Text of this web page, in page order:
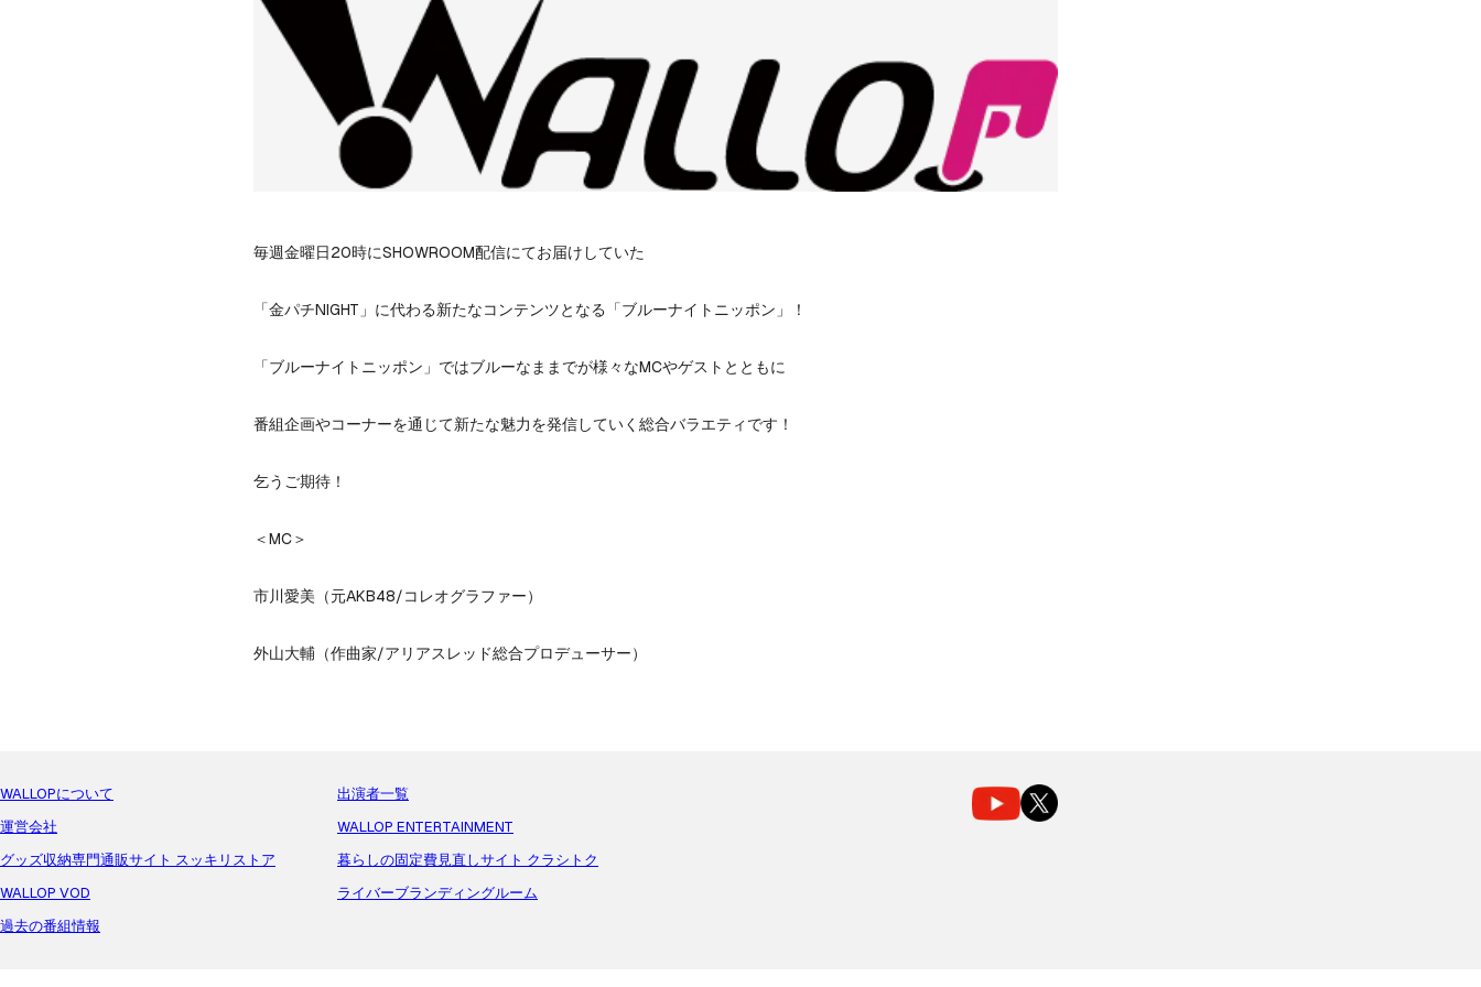
毎週金曜日20時にSHOWROOM配信にてお届けしていた
「金パチNIGHT」に代わる新たなコンテンツとなる「ブルーナイトニッポン」！
「ブルーナイトニッポン」ではブルーなままでが様々なMCやゲストとともに
番組企画やコーナーを通じて新たな魅力を発信していく総合バラエティです！
乞うご期待！
＜MC＞
市川愛美（元AKB48/コレオグラファー）
外山大輔（作曲家/アリアスレッド総合プロデューサー）
WALLOPについて
出演者一覧
運営会社
WALLOP ENTERTAINMENT
グッズ収納専門通販サイト スッキリストア
暮らしの固定費見直しサイト クラシトク
WALLOP VOD
ライバーブランディングルーム
過去の番組情報